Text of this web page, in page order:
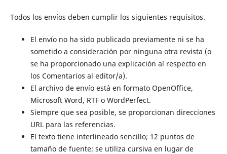
Todos los envíos deben cumplir los siguientes requisitos.
El envío no ha sido publicado previamente ni se ha
sometido a consideración por ninguna otra revista (o
se ha proporcionado una explicación al respecto en
los Comentarios al editor/a).
El archivo de envío está en formato OpenOffice,
Microsoft Word, RTF o WordPerfect.
Siempre que sea posible, se proporcionan direcciones
URL para las referencias.
El texto tiene interlineado sencillo; 12 puntos de
tamaño de fuente; se utiliza cursiva en lugar de